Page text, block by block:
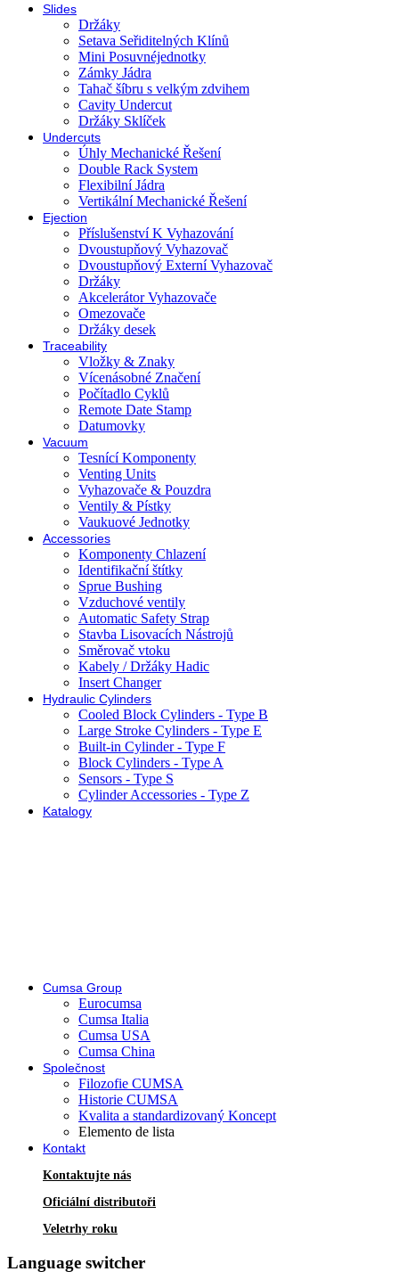
Slides
Držáky
Setava Seřiditelných Klínů
Mini Posuvnéjednotky
Zámky Jádra
Tahač šíbru s velkým zdvihem
Cavity Undercut
Držáky Sklíček
Undercuts
Úhly Mechanické Řešení
Double Rack System
Flexibilní Jádra
Vertikální Mechanické Řešení
Ejection
Příslušenství K Vyhazování
Dvoustupňový Vyhazovač
Dvoustupňový Externí Vyhazovač
Držáky
Akcelerátor Vyhazovače
Omezovače
Držáky desek
Traceability
Vložky & Znaky
Vícenásobné Značení
Počítadlo Cyklů
Remote Date Stamp
Datumovky
Vacuum
Tesnící Komponenty
Venting Units
Vyhazovače & Pouzdra
Ventily & Pístky
Vaukuové Jednotky
Accessories
Komponenty Chlazení
Identifikační štítky
Sprue Bushing
Vzduchové ventily
Automatic Safety Strap
Stavba Lisovacích Nástrojů
Směrovač vtoku
Kabely / Držáky Hadic
Insert Changer
Hydraulic Cylinders
Cooled Block Cylinders - Type B
Large Stroke Cylinders - Type E
Built-in Cylinder - Type F
Block Cylinders - Type A
Sensors - Type S
Cylinder Accessories - Type Z
Katalogy
Cumsa Group
Eurocumsa
Cumsa Italia
Cumsa USA
Cumsa China
Společnost
Filozofie CUMSA
Historie CUMSA
Kvalita a standardizovaný Koncept
Elemento de lista
Kontakt
Kontaktujte nás
Oficiální distributoři
Veletrhy roku
Language switcher